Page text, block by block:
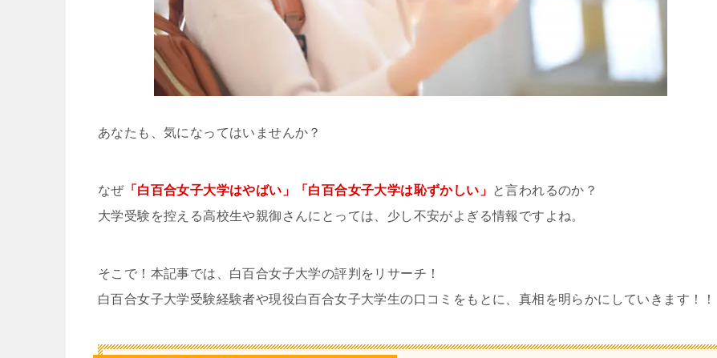
あなたも、気になってはいませんか？
なぜ「白百合女子大学はやばい」「白百合女子大学は恥ずかしい」 と言われるのか？
大学受験を控える高校生や親御さんにとっては、少し不安がよぎる情報ですよね。
そこで！本記事では、白百合女子大学の評判をリサーチ！
白百合女子大学受験経験者や現役白百合女子大学生の口コミをもとに、真相を明らかにしていきます！！